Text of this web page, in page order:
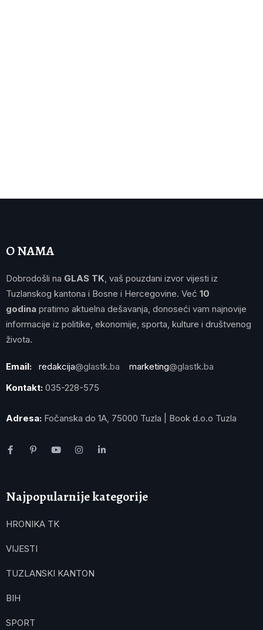
O NAMA
Dobrodošli na GLAS TK , vaš pouzdani izvor vijesti iz
Tuzlanskog kantona i Bosne i Hercegovine. Već 10
godina pratimo aktuelna dešavanja, donoseći vam najnovije
informacije iz politike, ekonomije, sporta, kulture i društvenog
života.
Email: redakcija@glastk.ba marketing@glastk.ba
Kontakt: 035-228-575
Adresa: Fočanska do 1A, 75000 Tuzla | Book d.o.o Tuzla
Najpopularnije kategorije
HRONIKA TK
VIJESTI
TUZLANSKI KANTON
BIH
SPORT